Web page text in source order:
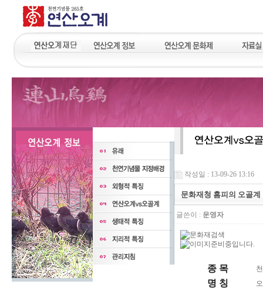
작성일 : 13-09-26 13:16
문화재청 홈피의 오골계
글쓴이 : 운영자
종 목
명 칭